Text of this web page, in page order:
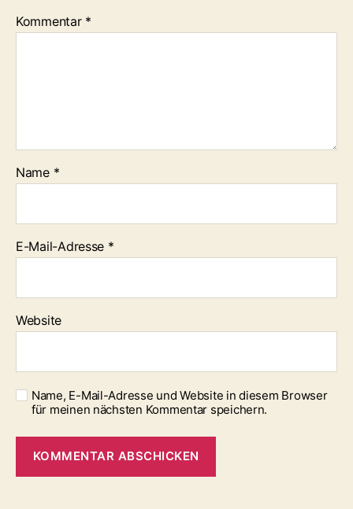
Kommentar *
Name *
E-Mail-Adresse *
Website
Name, E-Mail-Adresse und Website in diesem Browser
für meinen nächsten Kommentar speichern.